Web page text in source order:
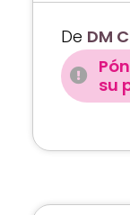
De DM
su